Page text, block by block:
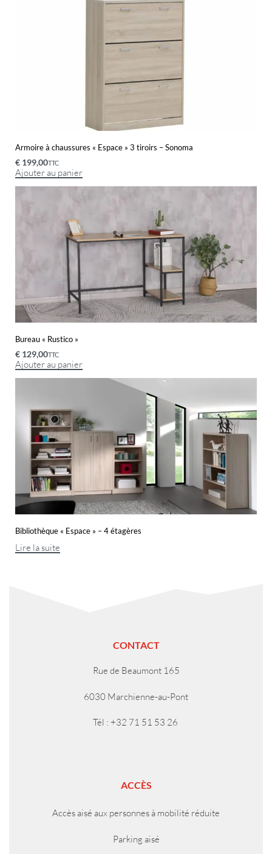
Armoire à chaussures « Espace » 3 tiroirs – Sonoma
€ 199,00TTC
Ajouter au panier
Bureau « Rustico »
€ 129,00TTC
Ajouter au panier
Bibliothèque « Espace » – 4 étagères
Lire la suite
CONTACT
Rue de Beaumont 165
6030 Marchienne-au-Pont
Tél : +32 71 51 53 26
ACCÈS
Accès aisé aux personnes à mobilité réduite
Parking aisé